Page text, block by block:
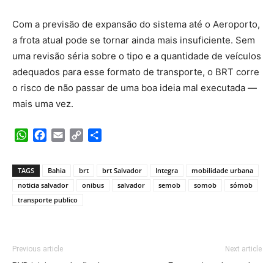
Com a previsão de expansão do sistema até o Aeroporto,
a frota atual pode se tornar ainda mais insuficiente. Sem
uma revisão séria sobre o tipo e a quantidade de veículos
adequados para esse formato de transporte, o BRT corre
o risco de não passar de uma boa ideia mal executada —
mais uma vez.
WhatsApp
Facebook
Email Copy
TAGS Bahia brt brt Salvador Integra
mobilidade urbana
noticia salvador
onibus salvador semob somob
sómob
transporte publico
Previous article Next article